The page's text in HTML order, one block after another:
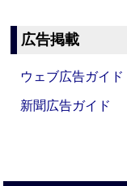
広告掲載
ウェブ広告ガイド
新聞広告ガイド